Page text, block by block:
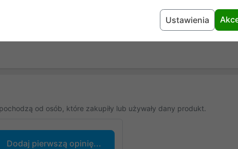
od osób, które zakupiły lub używały dany produkt.
Dodaj pierwszą opinię...
Ustawienia